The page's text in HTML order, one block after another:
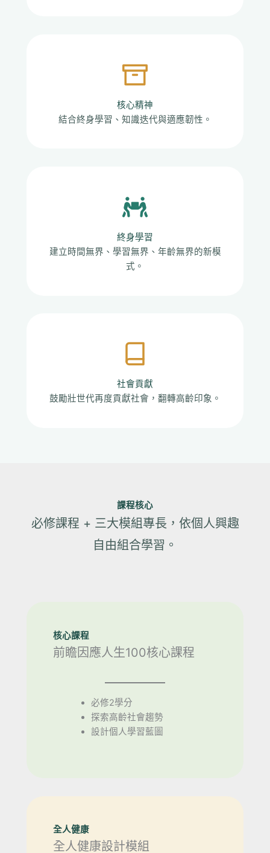
核心精神
結合終身學習、知識迭代與適應韌性。
終身學習
建立時間無界、學習無界、年齡無界的新模
式。
社會貢獻
鼓勵壯世代再度貢獻社會，翻轉高齡印象。
課程核心
必修課程 + 三大模組專長，依個人興趣
自由組合學習。
核心課程
前瞻因應人生100核心課程
必修2學分
探索高齡社會趨勢
設計個人學習藍圖
全人健康
全人健康設計模組